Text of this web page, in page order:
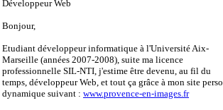
Développeur Web
Bonjour,
Etudiant développeur informatique à l'Université Aix-
Marseille (années 2007-2008), suite ma licence
professionnelle SIL-NTI, j'estime être devenu, au fil du
temps, développeur Web, et tout ça grâce à mon site perso
dynamique suivant : www.provence-en-images.fr